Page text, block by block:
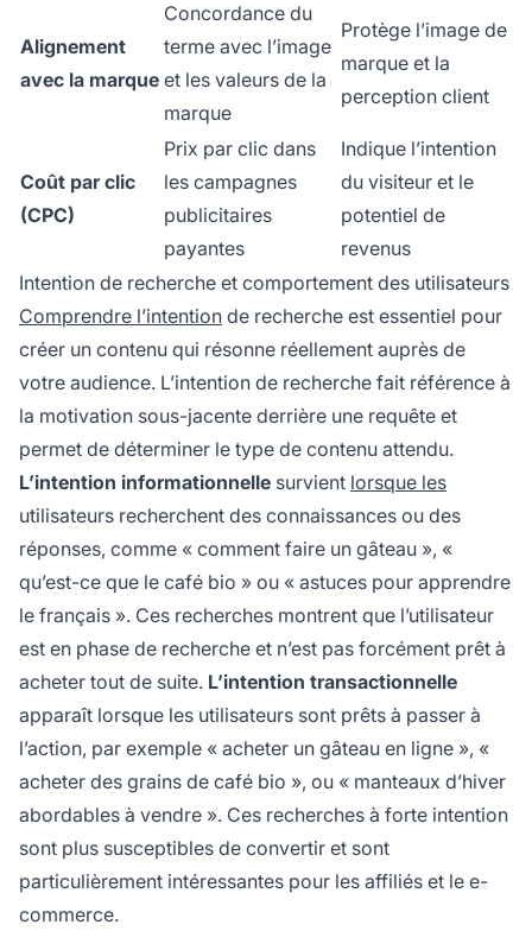
Alignement
avec la marque
Concordance du
terme avec l’image
et les valeurs de la
marque
Protège l’image de
marque et la
perception client
Coût par clic
(CPC)
Prix par clic dans
les campagnes
publicitaires
payantes
Indique l’intention
du visiteur et le
potentiel de
revenus
Intention de recherche et comportement des utilisateurs
Comprendre l’intention de recherche est essentiel pour
créer un contenu qui résonne réellement auprès de
votre audience. L’intention de recherche fait référence à
la motivation sous-jacente derrière une requête et
permet de déterminer le type de contenu attendu.
L’intention informationnelle survient lorsque les
utilisateurs recherchent des connaissances ou des
réponses, comme « comment faire un gâteau », «
qu’est-ce que le café bio » ou « astuces pour apprendre
le français ». Ces recherches montrent que l’utilisateur
est en phase de recherche et n’est pas forcément prêt à
acheter tout de suite. L’intention transactionnelle
apparaît lorsque les utilisateurs sont prêts à passer à
l’action, par exemple « acheter un gâteau en ligne », «
acheter des grains de café bio », ou « manteaux d’hiver
abordables à vendre ». Ces recherches à forte intention
sont plus susceptibles de convertir et sont
particulièrement intéressantes pour les affiliés et le e-
commerce.